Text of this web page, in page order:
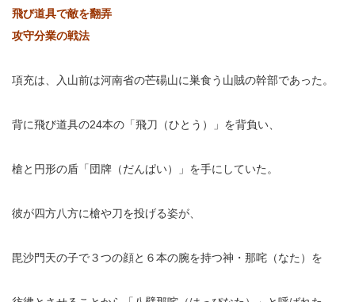
飛び道具で敵を翻弄
攻守分業の戦法
項充は、入山前は河南省の芒碭山に巣食う山賊の幹部であった。
背に飛び道具の24本の「飛刀（ひとう）」を背負い、
槍と円形の盾「団牌（だんぱい）」を手にしていた。
彼が四方八方に槍や刀を投げる姿が、
毘沙門天の子で３つの顔と６本の腕を持つ神・那咤（なた）を